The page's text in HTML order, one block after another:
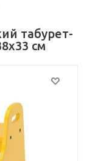
табурет-
см